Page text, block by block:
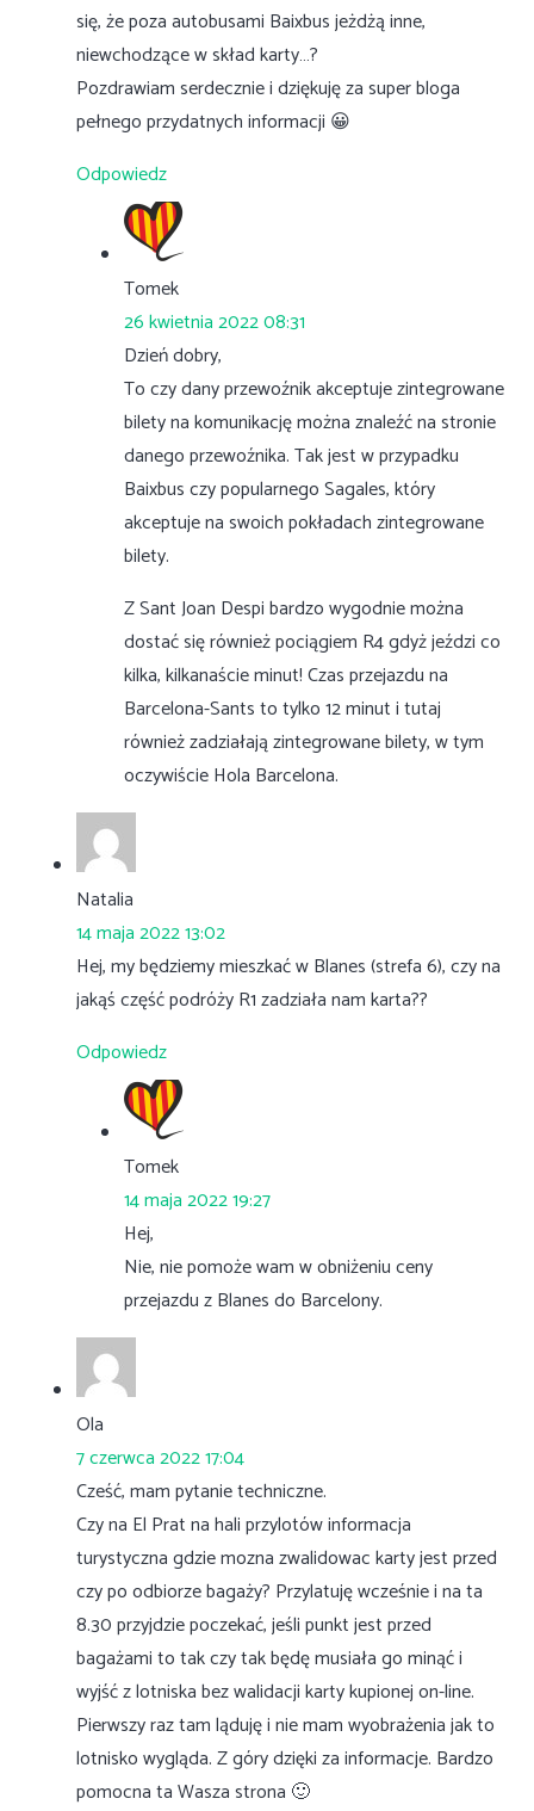
się, że poza autobusami Baixbus jeżdżą inne,
niewchodzące w skład karty…?
Pozdrawiam serdecznie i dziękuję za super bloga
pełnego przydatnych informacji 😀
Odpowiedz
Tomek
26 kwietnia 2022 08:31
Dzień dobry,
To czy dany przewoźnik akceptuje zintegrowane
bilety na komunikację można znaleźć na stronie
danego przewoźnika. Tak jest w przypadku
Baixbus czy popularnego Sagales, który
akceptuje na swoich pokładach zintegrowane
bilety.
Z Sant Joan Despi bardzo wygodnie można
dostać się również pociągiem R4 gdyż jeździ co
kilka, kilkanaście minut! Czas przejazdu na
Barcelona-Sants to tylko 12 minut i tutaj
również zadziałają zintegrowane bilety, w tym
oczywiście Hola Barcelona.
Natalia
14 maja 2022 13:02
Hej, my będziemy mieszkać w Blanes (strefa 6), czy na
jakąś część podróży R1 zadziała nam karta??
Odpowiedz
Tomek
14 maja 2022 19:27
Hej,
Nie, nie pomoże wam w obniżeniu ceny
przejazdu z Blanes do Barcelony.
Ola
7 czerwca 2022 17:04
Cześć, mam pytanie techniczne.
Czy na El Prat na hali przylotów informacja
turystyczna gdzie mozna zwalidowac karty jest przed
czy po odbiorze bagaży? Przylatuję wcześnie i na ta
8.30 przyjdzie poczekać, jeśli punkt jest przed
bagażami to tak czy tak będę musiała go minąć i
wyjść z lotniska bez walidacji karty kupionej on-line.
Pierwszy raz tam ląduję i nie mam wyobrażenia jak to
lotnisko wygląda. Z góry dzięki za informacje. Bardzo
pomocna ta Wasza strona 🙂